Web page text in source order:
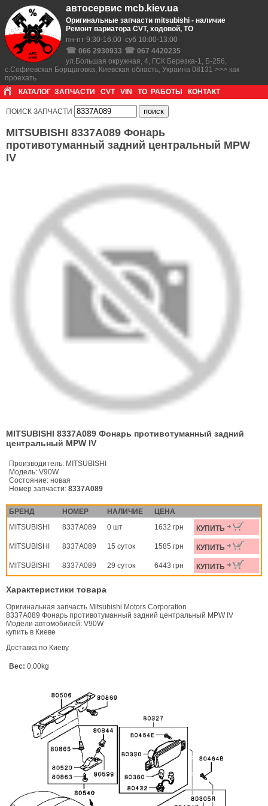
автосервис mcb.kiev.ua
Оригинальные запчасти mitsubishi - наличие
Ремонт вариатора CVT, ходовой, ТО
пн-пт 9:30-16:00 суб 10:00-13:00
☎ 066 2930933 ☎ 067 4420235
ул.Большая окружная, 4, ГСК Березка-1, Б-256,
с.Софиевская Борщаговка, Киевская область, Украина 08131 >>> как
проехать
КАТАЛОГ ЗАПЧАСТИ CVT VIN ТО РАБОТЫ КОНТАКТ
ПОИСК ЗАПЧАСТИ
MITSUBISHI 8337A089 Фонарь
противотуманный задний центральный MPW
IV
MITSUBISHI 8337A089 Фонарь противотуманный задний
центральный MPW IV
Производитель: MITSUBISHI
Модель: V90W
Состояние: новая
Номер запчасти: 8337A089
БРЕНД НОМЕР НАЛИЧИЕ
ЦЕНА
MITSUBISHI
8337A089 0 шт 1632 грн КУПИТЬ
MITSUBISHI 8337A089 15 суток 1585 грн КУПИТЬ
MITSUBISHI 8337A089 29 суток 6443 грн КУПИТЬ
Характеристики товара
Оригинальная запчасть Mitsubishi Motors Corporation
8337A089 Фонарь противотуманный задний центральный MPW IV
Модели автомобилей: V90W
купить в Киеве
Доставка по Киеву
Вес: 0.00kg